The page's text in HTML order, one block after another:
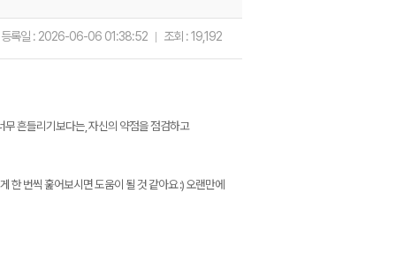
등록일 : 2026-06-06 01:38:52 조회 :19,192
무 흔들리기보다는, 자신의 약점을 점검하고
한 번씩 훑어보시면 도움이 될 것 같아요 :) 오랜만에